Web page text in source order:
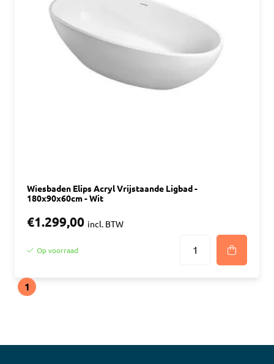
Wiesbaden Elips Acryl Vrijstaande Ligbad -
180x90x60cm - Wit
€1.299,00 incl. BTW
Op voorraad
1